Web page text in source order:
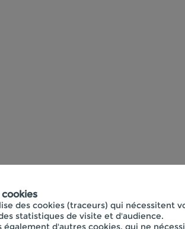
des cookies (traceurs) qui nécessitent
statistiques de visite et d'audience.
également d'autres cookies, qui ne